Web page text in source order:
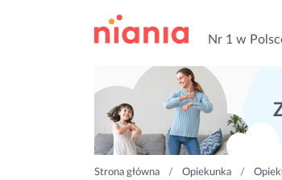
Nr 1 w
Strona główna Opiekunka